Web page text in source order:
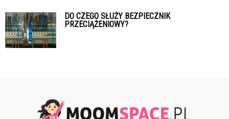
DO CZEGO SŁUŻY BEZPIECZNIK
PRZECIĄŻENIOWY?